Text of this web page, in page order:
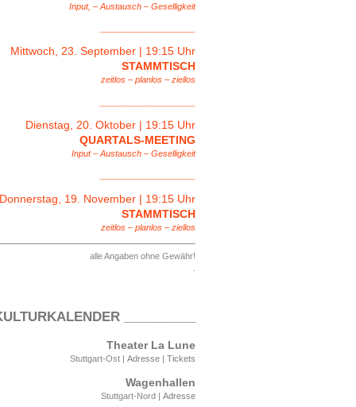
Input, – Austausch – Geselligkeit
Mittwoch, 23. September | 19:15 Uhr
STAMMTISCH
zeitlos – planlos – ziellos
Dienstag, 20. Oktober | 19:15 Uhr
QUARTALS-MEETING
Input – Austausch – Geselligkeit
19. November | 19:15 Uhr
STAMMTISCH
zeitlos – planlos – ziellos
alle Angaben ohne Gewähr!
__________
Theater La Lune
Stuttgart-Ost | Adresse| Tickets
Wagenhallen
Stuttgart-Nord | Adresse